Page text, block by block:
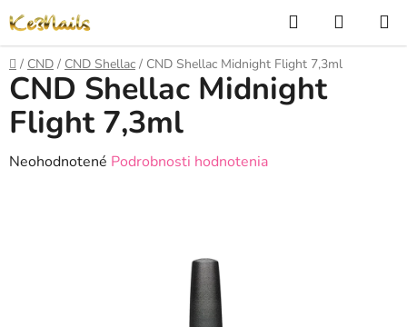
na
obsah
Hľadať
KOŠÍK
Domov
/ CND / CND Shellac / CND Shellac Midnight Flight 7,3ml
CND Shellac Midnight
Flight 7,3ml
Priemerné
Neohodnotené Podrobnosti hodnotenia